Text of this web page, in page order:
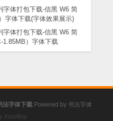
字体打包下载-信黑 W6 简
1.85MB）字体下载
法字体下载 Powered by 书法字体
XiaoBoy